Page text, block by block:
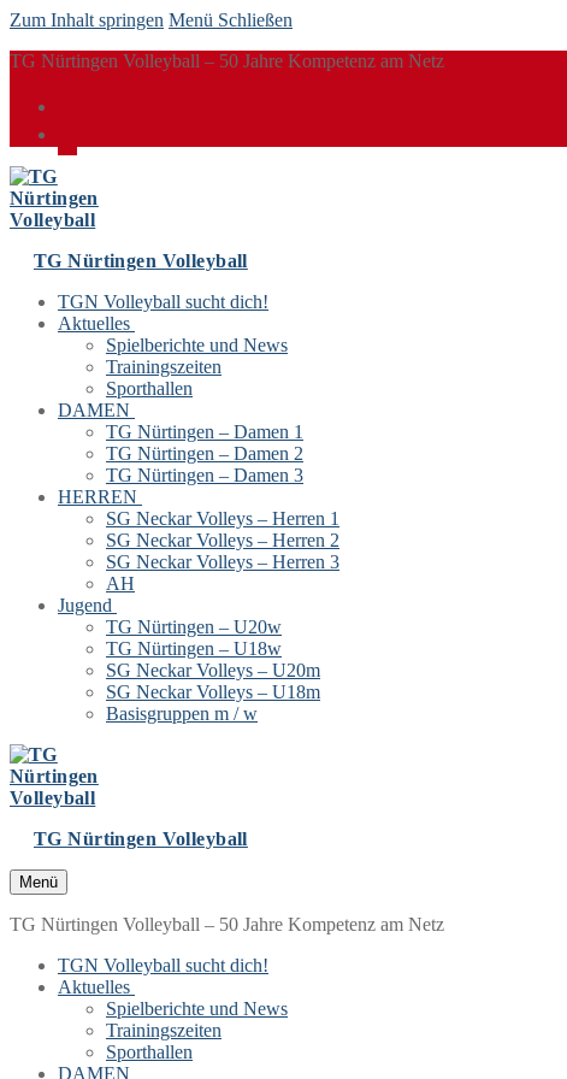
Zum Inhalt springen Menü Schließen
TG Nürtingen Volleyball – 50 Jahre Kompetenz am Netz
TG Nürtingen Volleyball
TGN Volleyball sucht dich!
Aktuelles
Spielberichte und News
Trainingszeiten
Sporthallen
DAMEN
TG Nürtingen – Damen 1
TG Nürtingen – Damen 2
TG Nürtingen – Damen 3
HERREN
SG Neckar Volleys – Herren 1
SG Neckar Volleys – Herren 2
SG Neckar Volleys – Herren 3
AH
Jugend
TG Nürtingen – U20w
TG Nürtingen – U18w
SG Neckar Volleys – U20m
SG Neckar Volleys – U18m
Basisgruppen m / w
TG Nürtingen Volleyball
Menü
TG Nürtingen Volleyball – 50 Jahre Kompetenz am Netz
TGN Volleyball sucht dich!
Aktuelles
Spielberichte und News
Trainingszeiten
Sporthallen
DAMEN